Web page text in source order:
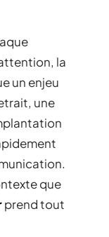
la
un enjeu
une
que
prend tout